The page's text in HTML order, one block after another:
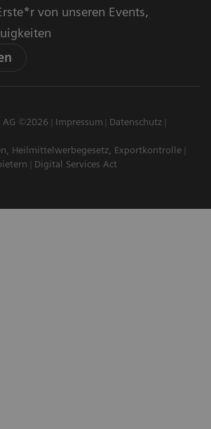
von unseren Events,
AG ©2026 Impressum
Datenschutz
Heilmittelwerbegesetz, Exportkontrolle
Digital Services Act